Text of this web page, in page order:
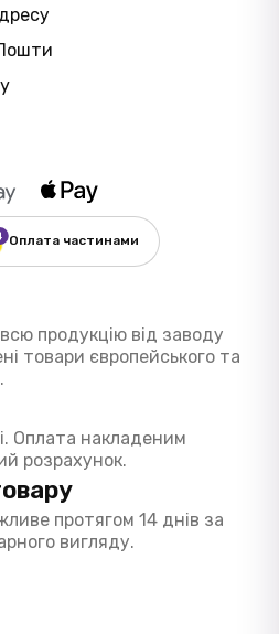
Оплата частинами
продукцію від заводу
товари європейського та
Оплата накладеним
розрахунок.
протягом 14 днів за
вигляду.